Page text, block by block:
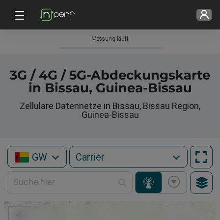
Messung läuft
3G / 4G / 5G-Abdeckungskarte
in Bissau, Guinea-Bissau
Zellulare Datennetze in Bissau, Bissau Region,
Guinea-Bissau
GW